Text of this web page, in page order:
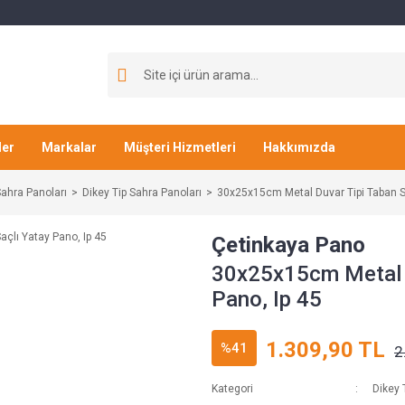
Markalar Müşteri Hizmetleri Hakkımızda
Panoları Dikey Tip Sahra Panoları 30x25x15cm Metal Duvar Tipi Taban
Çetinkaya Pano
30x25x15cm Metal
Pano, Ip 45
%41 1.309,90 TL
Kategori Dikey